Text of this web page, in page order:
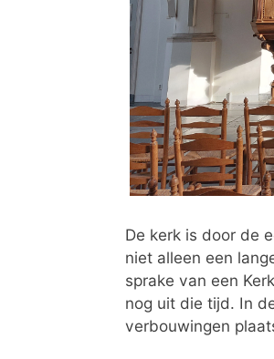
De kerk is door de
niet alleen een
sprake van een
nog uit die tijd. In
verbouwingen